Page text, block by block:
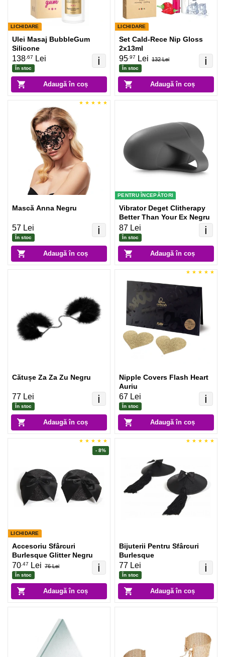
LICHIDARE
Adaugă în coș
ℹ️
Ulei Masaj BubbleGum
Silicone
138 .67 Lei
În stoc
LICHIDARE
Adaugă în coș
ℹ️
Set Cald-Rece Nip Gloss
2x13ml
95 .97 Lei 132 Lei
În stoc
Adaugă în coș
ℹ️
Mască Anna Negru
57 Lei
În stoc
PENTRU ÎNCEPĂTORI
Adaugă în coș
ℹ️
Vibrator Deget Clitherapy
Better Than Your Ex Negru
87 Lei
În stoc
Adaugă în coș
ℹ️
Cătușe Za Za Zu Negru
77 Lei
În stoc
Adaugă în coș
ℹ️
Nipple Covers Flash Heart
Auriu
67 Lei
În stoc
LICHIDARE
Adaugă în coș
ℹ️
Accesoriu Sfârcuri
Burlesque Glitter Negru
70.47 Lei 76 Lei
În stoc
- 8%
Adaugă în coș
ℹ️
Bijuterii Pentru Sfârcuri
Burlesque
77 Lei
În stoc